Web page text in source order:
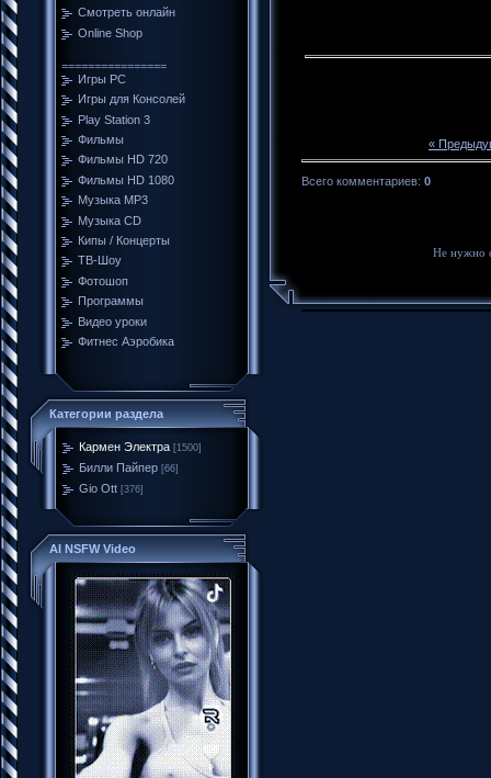
Смотреть онлайн
Online Shop
================
Игры PC
Игры для Консолей
Play Station 3
Фильмы
Фильмы HD 720
Фильмы HD 1080
Музыка MP3
Музыка CD
Кипы / Концерты
ТВ-Шоу
Фотошоп
Программы
Видео уроки
Фитнес Аэробика
Категории раздела
Кармен Электра [1500]
Билли Пайпер [66]
Gio Ott [376]
AI NSFW Video
«
Всего комментариев: 0
Не нужно